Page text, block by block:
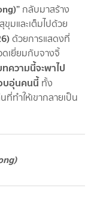
กลับมาสร้าง
มและเต็มไปด้วย
ด้วยการแสดงที่
ดเยี่ยมกับจางจิ้
ความนี้จะพาไป
บอุ่นคนนี้ทั้ง
ที่ทำให้เขากลายเป็น